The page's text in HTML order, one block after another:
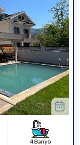
4 Banyo